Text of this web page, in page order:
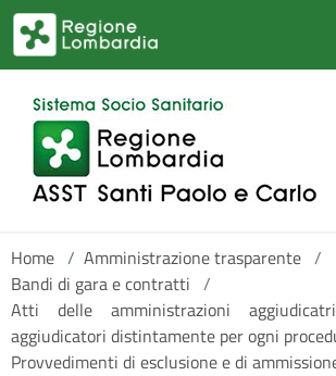
Salta al contenuto principale
Home / Amministrazione trasparente /
Bandi di gara e contratti /
Atti delle amministrazioni
aggiudicatori distintamente per ogni
Provvedimenti di esclusione e di